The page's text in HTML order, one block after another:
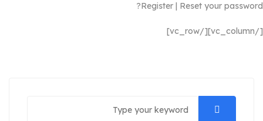
Register | Reset your password?
[/vc_column][/vc_row]